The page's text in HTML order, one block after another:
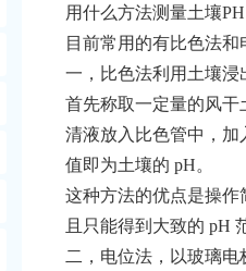
用什么方法测量土壤PH
目前常用的有比色法和
一，比色法利用土壤浸
首先称取一定量的风干
清液放入比色管中，加
值即为土壤的 pH。
这种方法的优点是操作
且只能得到大致的 pH
二，电位法，以玻璃